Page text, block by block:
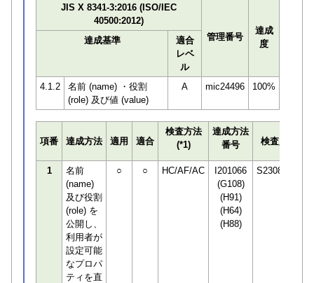
JIS X 8341-3:2016 (ISO/IEC
40500:2012)
管理番号
達成
度
達成基準
適合
レベ
ル
4.1.2
名前 (name) ・役割
(role) 及び値 (value)
A mic24496 100%
項番 達成方法 適用 適合
検査方法
(*1)
達成方法
番号
検査員
1
名前
(name)
及び役割
(role) を
公開し、
利用者が
設定可能
なプロパ
ティを直
○ ○ HC/AF/AC
I201066
(G108)
(H91)
(H64)
(H88)
S230850